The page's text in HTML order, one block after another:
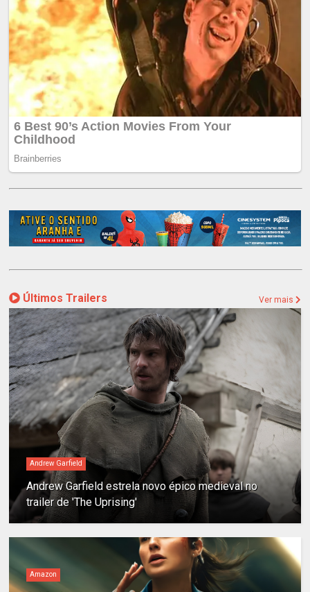
Últimos Trailers Ver mais
Andrew Garfield
Andrew Garfield estrela novo épico medieval no
trailer de 'The Uprising'
Amazon